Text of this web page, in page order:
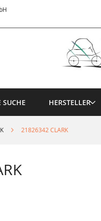
Inhalt
SUCHE HERSTELLER
21826342 CLARK